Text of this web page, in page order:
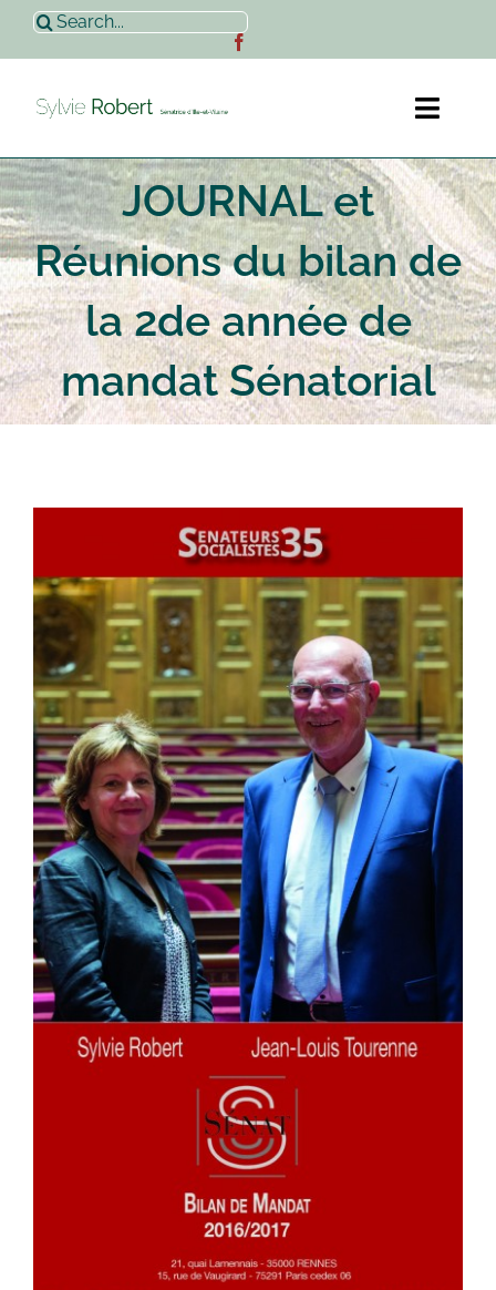
Passer
contenu
Rechercher:
Accueil
Sylvie Robert
Actualités
Contact
JOURNAL et
Réunions du bilan de
la 2de année de
mandat Sénatorial